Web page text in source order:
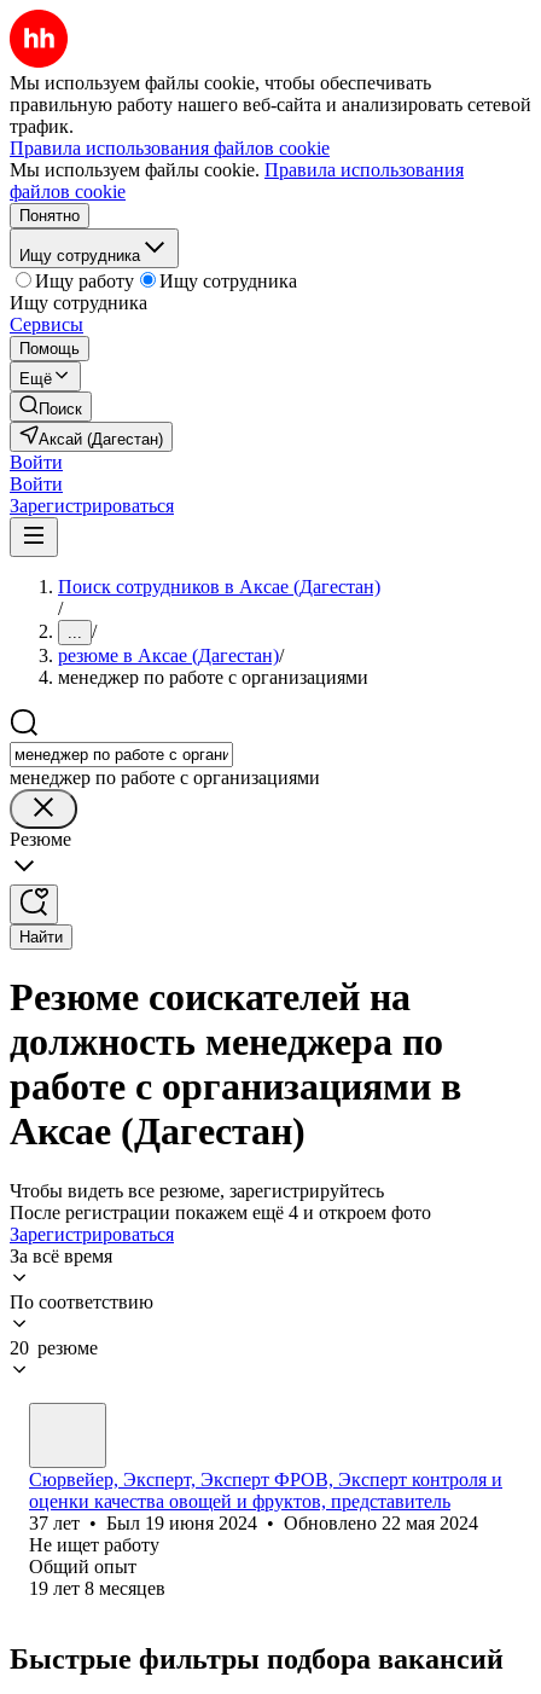
Мы используем файлы cookie, чтобы обеспечивать
правильную работу нашего веб-сайта и анализировать сетевой
трафик.
Правила использования файлов cookie
Мы используем файлы cookie. Правила использования
файлов cookie
Понятно
Ищу сотрудника
Ищу работу
Ищу сотрудника
Ищу сотрудника
Сервисы
Помощь
Ещё
Поиск
Аксай (Дагестан)
Войти
Войти
Зарегистрироваться
Поиск сотрудников в Аксае (Дагестан)
/
... /
резюме в Аксае (Дагестан)/
менеджер по работе с организациями
менеджер по работе с организациями
Резюме
Найти
Резюме соискателей на
должность менеджера по
работе с организациями в
Аксае (Дагестан)
Чтобы видеть все резюме, зарегистрируйтесь
После регистрации покажем ещё 4 и откроем фото
Зарегистрироваться
За всё время
По соответствию
20 резюме
Сюрвейер, Эксперт, Эксперт ФРОВ, Эксперт контроля и
оценки качества овощей и фруктов, представитель
37 лет • Был 19 июня 2024 • Обновлено 22 мая 2024
Не ищет работу
Общий опыт
19 лет 8 месяцев
Быстрые фильтры подбора вакансий